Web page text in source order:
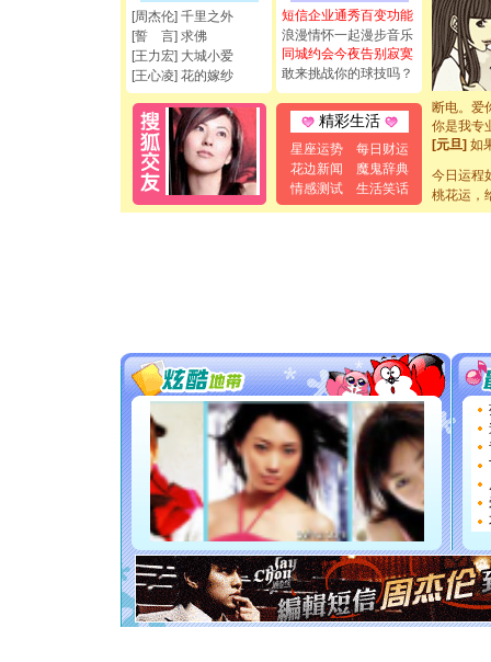
[周杰伦] 千里之外
[誓 言] 求佛
[王力宏] 大城小爱
[王心凌] 花的嫁纱
短信企业通秀百变功能
浪漫情怀一起漫步音乐
同城约会今夜告别寂寞
敢来挑战你的球技吗？
精彩生活
星座运势
每日财运
花边新闻
魔鬼辞典
情感测试
生活笑话
能正大光
都要快乐
[圣诞节]
如意,快
[元旦]看
断电。爱
你是我专
[元旦] 如
离。水晶
[元旦]当
泣，这痛
[圣诞节]
你太多
要平安！
[圣诞节]
能正大
都要快乐
[圣诞节]
如意,快
[元旦]
看
断电。
你是我专
[元旦]如
起；二是
离。水晶
[元旦]当
今日运程
桃花运，